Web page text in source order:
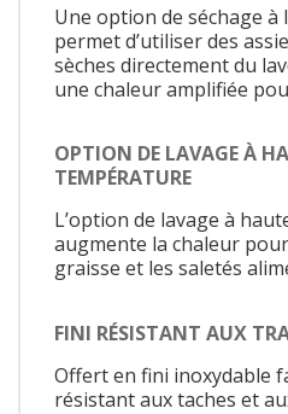
Une option de séchage à
permet d’utiliser des
sèches directement du
une chaleur amplifiée
OPTION DE LAVAGE À
TEMPÉRATURE
L’option de lavage à
augmente la chaleur
graisse et les saletés
FINI RÉSISTANT AUX
Offert en fini inoxydable
résistant aux taches et